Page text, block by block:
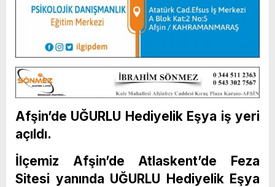
Afşin’de UĞURLU Hediyelik Eşya iş yeri
açıldı.
İlçemiz Afşin’de Atlaskent’de Feza
Sitesi yanında UĞURLU Hediyelik Eşya